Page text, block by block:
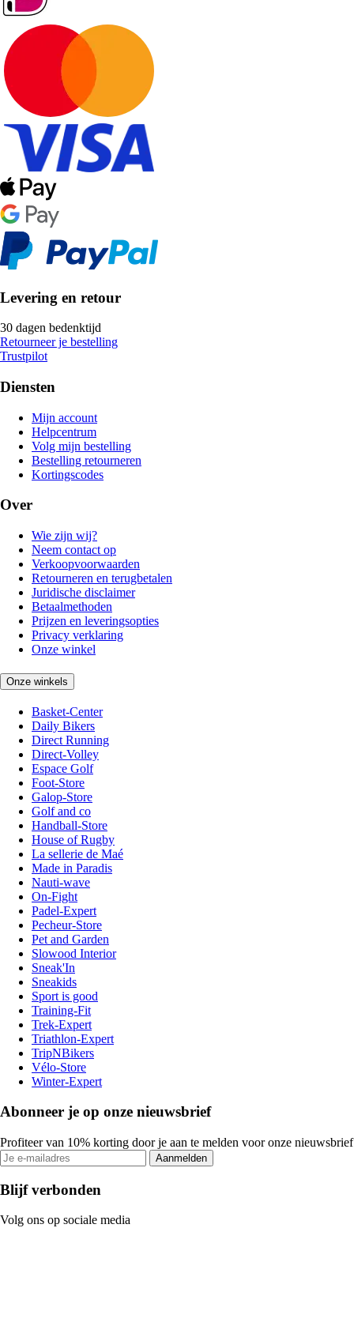
Levering en retour
30 dagen bedenktijd
Retourneer je bestelling
Trustpilot
Diensten
Mijn account
Helpcentrum
Volg mijn bestelling
Bestelling retourneren
Kortingscodes
Over
Wie zijn wij?
Neem contact op
Verkoopvoorwaarden
Retourneren en terugbetalen
Juridische disclaimer
Betaalmethoden
Prijzen en leveringsopties
Privacy verklaring
Onze winkel
Onze winkels
Basket-Center
Daily Bikers
Direct Running
Direct-Volley
Espace Golf
Foot-Store
Galop-Store
Golf and co
Handball-Store
House of Rugby
La sellerie de Maé
Made in Paradis
Nauti-wave
On-Fight
Padel-Expert
Pecheur-Store
Pet and Garden
Slowood Interior
Sneak'In
Sneakids
Sport is good
Training-Fit
Trek-Expert
Triathlon-Expert
TripNBikers
Vélo-Store
Winter-Expert
Abonneer je op onze nieuwsbrief
Profiteer van 10% korting door je aan te melden voor onze nieuwsbrief
Aanmelden
Blijf verbonden
Volg ons op sociale media